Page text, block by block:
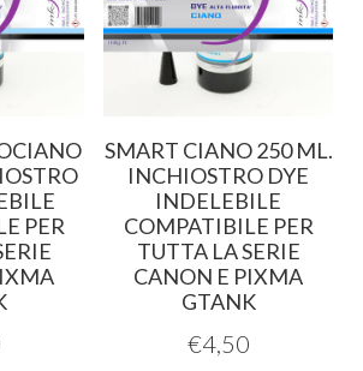
PER
SMART CIANO 250 ML.
INCHIOSTRO DYE
INDELEBILE
COMPATIBILE PER
TUTTA LA SERIE
CANON E PIXMA
GTANK
€4,50